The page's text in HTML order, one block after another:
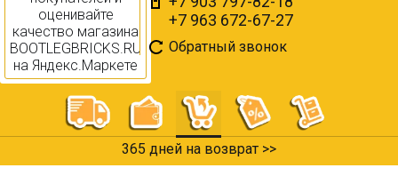
+7 963 672-67-27
Обратный звонок
365 дней на возврат >>